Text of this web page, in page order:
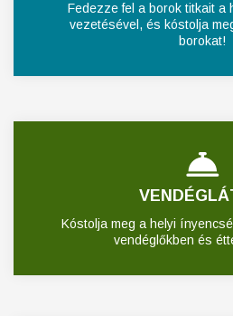
Fedezze fel a borok titkait a
vezetésével, és kóstolja
borokat!
Kóstolja meg a helyi
vendéglőkben és